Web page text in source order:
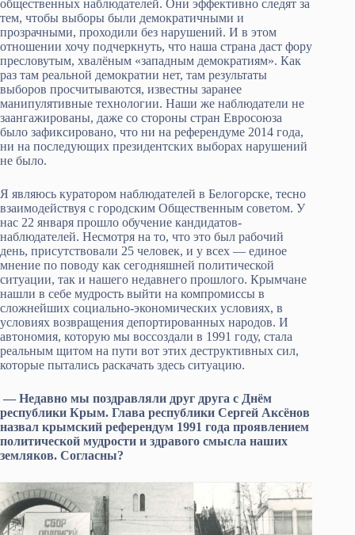
общественных наблюдателей. Они эффективно следят за
тем, чтобы выборы были демократичными и
прозрачными, проходили без нарушений. И в этом
отношении хочу подчеркнуть, что наша страна даст фору
пресловутым, хвалёным «западным демократиям». Как
раз там реальной демократии нет, там результаты
выборов просчитываются, известны заранее
манипулятивные технологии. Наши же наблюдатели не
заангажированы, даже со стороны стран Евросоюза
было зафиксировано, что ни на референдуме 2014 года,
ни на последующих президентских выборах нарушений
не было.
Я являюсь куратором наблюдателей в Белогорске, тесно
взаимодействуя с городским Общественным советом. У
нас 22 января прошло обучение кандидатов-
наблюдателей. Несмотря на то, что это был рабочий
день, присутствовали 25 человек, и у всех — единое
мнение по поводу как сегодняшней политической
ситуации, так и нашего недавнего прошлого. Крымчане
нашли в себе мудрость выйти на компромиссы в
сложнейших социально-экономических условиях, в
условиях возвращения депортированных народов. И
автономия, которую мы воссоздали в 1991 году, стала
реальным щитом на пути вот этих деструктивных сил,
которые пытались раскачать здесь ситуацию.
— Недавно мы поздравляли друг друга с Днём
республики Крым. Глава республики Сергей Аксёнов
назвал крымский референдум 1991 года проявлением
политической мудрости и здравого смысла наших
земляков. Согласны?